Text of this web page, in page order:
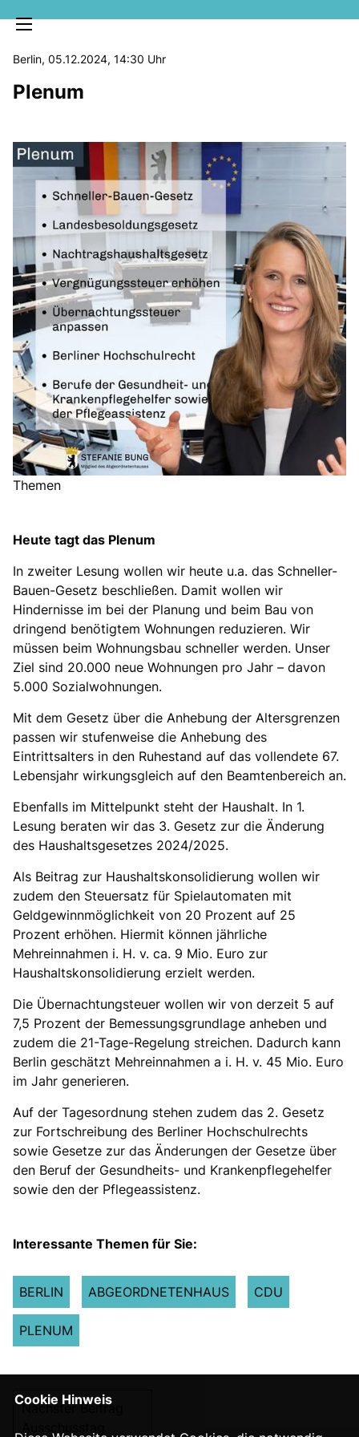
MELDUNGEN
SOZIALE MEDIEN
KLARTEXT
Berlin, 05.12.2024, 14:30 Uhr
Plenum
Heute tagt das Plenum
In zweiter Lesung wollen wir heute u.a. das Schneller-
Bauen-Gesetz beschließen. Damit wollen wir
Hindernisse im bei der Planung und beim Bau von
dringend benötigtem Wohnungen reduzieren. Wir
müssen beim Wohnungsbau schneller werden. Unser
Ziel sind 20.000 neue Wohnungen pro Jahr – davon
5.000 Sozialwohnungen.
Mit dem Gesetz über die Anhebung der Altersgrenzen
passen wir stufenweise die Anhebung des
Eintrittsalters in den Ruhestand auf das vollendete 67.
Lebensjahr wirkungsgleich auf den Beamtenbereich an.
Ebenfalls im Mittelpunkt steht der Haushalt. In 1.
Lesung beraten wir das 3. Gesetz zur die Änderung
des Haushaltsgesetzes 2024/2025.
Als Beitrag zur Haushaltskonsolidierung wollen wir
zudem den Steuersatz für Spielautomaten mit
Geldgewinnmöglichkeit von 20 Prozent auf 25
Prozent erhöhen. Hiermit können jährliche
Mehreinnahmen i. H. v. ca. 9 Mio. Euro zur
Haushaltskonsolidierung erzielt werden.
Die Übernachtungsteuer wollen wir von derzeit 5 auf
7,5 Prozent der Bemessungsgrundlage anheben und
zudem die 21-Tage-Regelung streichen. Dadurch kann
Berlin geschätzt Mehreinnahmen a i. H. v. 45 Mio. Euro
im Jahr generieren.
Auf der Tagesordnung stehen zudem das 2. Gesetz
zur Fortschreibung des Berliner Hochschulrechts
sowie Gesetze zur das Änderungen der Gesetze über
den Beruf der Gesundheits- und Krankenpflegehelfer
sowie den der Pflegeassistenz.
Interessante Themen für Sie:
BERLIN ABGEORDNETENHAUS CDU
PLENUM
Nächster Beitrag
Themen
Cookie Hinweis